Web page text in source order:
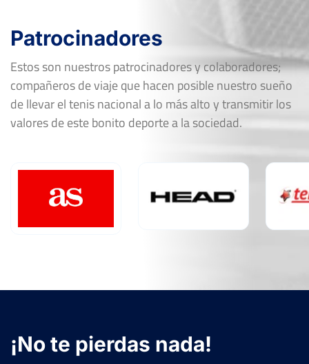
Patrocinadores
Estos son nuestros patrocinadores y colaboradores;
compañeros de viaje que hacen posible nuestro sueño
de llevar el tenis nacional a lo más alto y transmitir los
valores de este bonito deporte a la sociedad.
¡No te pierdas nada!